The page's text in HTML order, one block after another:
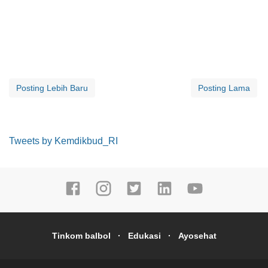
Posting Lebih Baru Posting Lama
Tweets by Kemdikbud_RI
Tinkom balbol Edukasi Ayosehat